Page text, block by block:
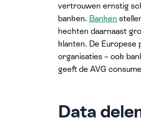
vertrouwen ernstig
banken. Banken
hechten daarnaast
klanten. De
organisaties – ook
geeft de AVG
Data